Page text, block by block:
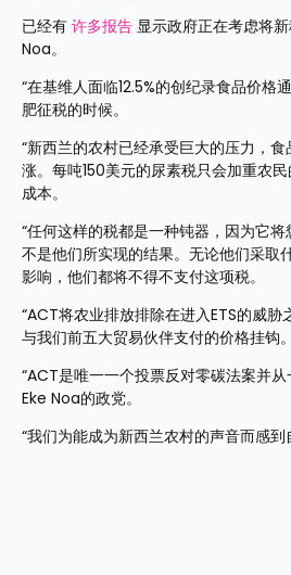
已经有 许多报告 显示政府正在考虑将
Noa。
“在基维人面临12.5%的创纪录食品价格
肥征税的时候。
“新西兰的农村已经承受巨大的压力，
涨。每吨150美元的尿素税只会加重农
成本。
“任何这样的税都是一种钝器，因为它
不是他们所实现的结果。无论他们采取
影响，他们都将不得不支付这项税。
“ACT将农业排放排除在进入ETS的威
与我们前五大贸易伙伴支付的价格挂钩。
“ACT是唯一一个投票反对零碳法案并
Eke Noa的政党。
“我们为能成为新西兰农村的声音而感到